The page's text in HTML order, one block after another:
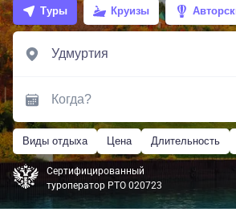
Туры Круизы
Виды отдыха Цена Длительность
Сертифицированный
туроператор РТО 020723